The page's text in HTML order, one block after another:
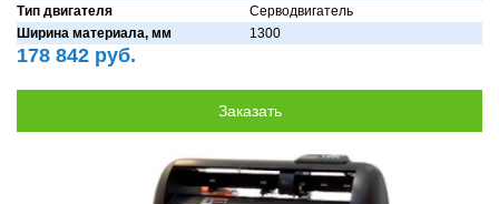
Тип двигателя
Серводвигaтель
Ширина материала, мм
1300
178 842 руб.